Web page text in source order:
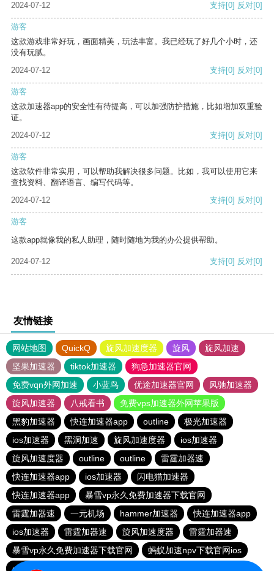
2024-07-12 支持[0] 反对[0]
游客
这款游戏非常好玩，画面精美，玩法丰富。我已经玩了好几个小时，还
没有玩腻。
2024-07-12
支持[0] 反对[0]
游客
这款加速器app的安全性有待提高，可以加强防护措施，比如增加双重验
证。
2024-07-12
支持[0] 反对[0]
游客
这款软件非常实用，可以帮助我解决很多问题。比如，我可以使用它来
查找资料、翻译语言、编写代码等。
2024-07-12
支持[0] 反对[0]
游客
这款app就像我的私人助理，随时随地为我的办公提供帮助。
2024-07-12 支持[0] 反对[0]
友情链接
网站地图 QuickQ 旋风加速度器 旋风
旋风加速
坚果加速器
tiktok加速器
狗急加速器官网
免费vqn外网加速
小蓝鸟 优途加速器官网
风驰加速器
旋风加速器
八戒看书
免费vps加速器外网苹果版
黑豹加速器
快连加速器app outline
极光加速器
ios加速器
黑洞加速 旋风加速度器
ios加速器
旋风加速度器
outline outline
雷霆加器速
快连加速器app
ios加速器
闪电猫加速器
快连加速器app
暴雪vp永久免费加速器下载官网
雷霆加器速
一元机场 hammer加速器
快连加速器app
ios加速器
雷霆加器速 旋风加速度器
雷霆加器速
暴雪vp永久免费加速器下载官网
蚂蚁加速npv下载官网ios
outline